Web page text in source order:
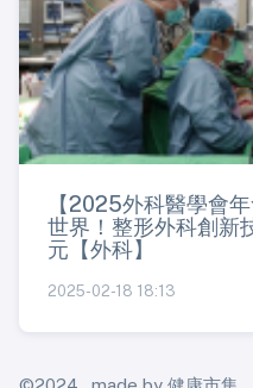
【2025外科醫學會
世界！整形外科創
元【外科】
2025-02-18 18:13